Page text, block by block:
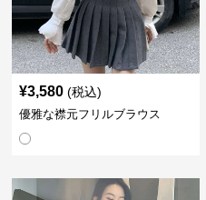
¥3,580 (税込)
優雅な襟元フリルブラウス